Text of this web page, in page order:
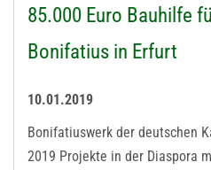
85.000 Euro Bauhilfe
Bonifatius in Erfurt
10.01.2019
Bonifatiuswerk der deutschen
2019 Projekte in der Diaspora